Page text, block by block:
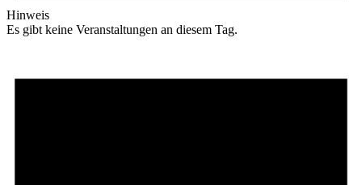
Hinweis
Es gibt keine Veranstaltungen an diesem Tag.